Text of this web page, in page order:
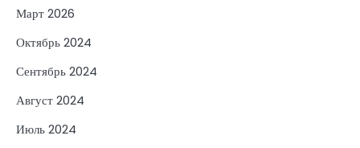
Март 2026
Октябрь 2024
Сентябрь 2024
Август 2024
Июль 2024